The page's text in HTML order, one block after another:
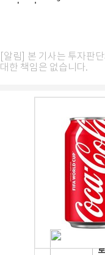
[알림] 본 기사는 투자판
대한 책임은 없습니다.